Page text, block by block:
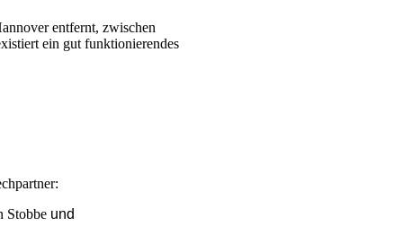
entfernt, zwischen
ein gut funktionierendes
Stobbeund